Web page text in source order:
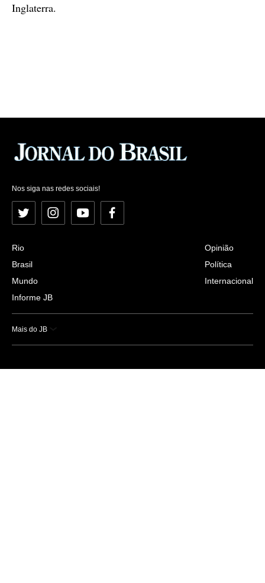
Inglaterra.
Nos siga nas redes sociais!
Twitter InstagramYouTubeFacebook
Rio
Brasil
Mundo
Informe JB
Opinião
Política
Internacional
Mais do JB
Esportes